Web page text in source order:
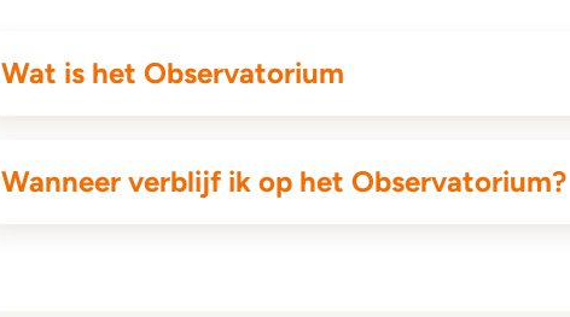
Wat is het Observatorium
Wanneer verblijf ik op het Observatorium?